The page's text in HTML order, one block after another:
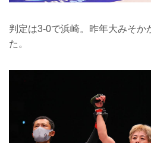
判定は3-0で浜崎。昨年大みそか
た。